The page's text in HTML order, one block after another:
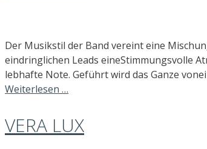
Der Musikstil der Band vereint eine
eindringlichen Leads eineStimmungsvolle
lebhafte Note. Geführt wird das Ganze
Weiterlesen …
VERA LUX